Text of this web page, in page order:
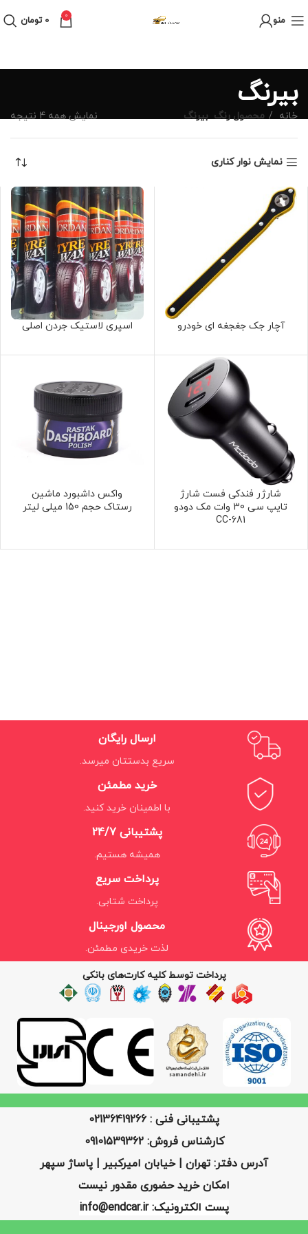
منو 0
0 تومان
بیرنگ
خانه محصول رنگ بیرنگ نمایش همه 4 نتیجه
نمایش نوار کناری
آچار جک جغجغه ای خودرو اسپری لاستیک جردن اصلی
شارژر فندکی فست شارژ
تایپ سی 30 وات مک دودو
CC-681
واکس داشبورد ماشین
رستاک حجم 150 میلی لیتر
ارسال رایگان
سریع بدستتان میرسد.
خرید مطمئن
با اطمینان خرید کنید.
پشتیبانی 24/7
همیشه هستیم.
پرداخت سریع
پرداخت شتابی.
محصول اورجینال
لذت خریدی مطمئن.
پرداخت توسط کلیه کارت‌های بانکی
پشتیبانی فنی : 02136419266
کارشناس فروش: 09101539362
آدرس دفتر: تهران | خیابان امیرکبیر | پاساژ سپهر
امکان خرید حضوری مقدور نیست
پست الکترونیک: info@endcar.ir